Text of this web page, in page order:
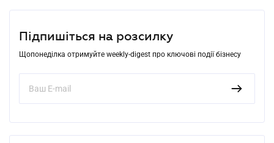
Підпишіться на розсилку
Щопонеділка отримуйте weekly-digest про ключові події бізнесу